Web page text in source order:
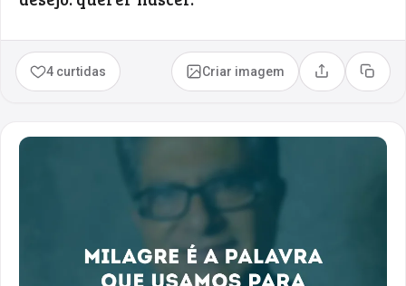
4 curtidas Criar imagem Compartilhar
Copiar